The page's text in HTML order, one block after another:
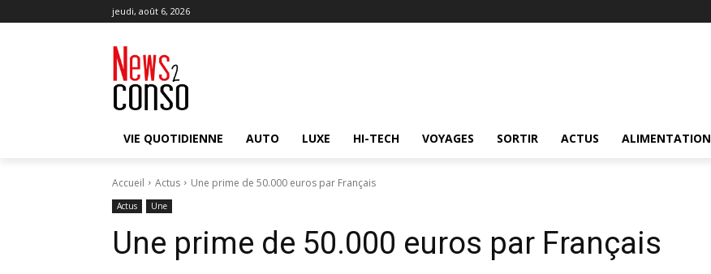
jeudi, août 6, 2026
VIE QUOTIDIENNE AUTO LUXE HI-TECH VOYAGES SORTIR ACTUS ALIMENTATION
Accueil Actus Une prime de 50.000 euros par Français
Actus Une
Une prime de 50.000 euros par Français